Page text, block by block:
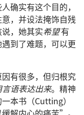
确实有这个目的，
，并设法掩饰自残
，她其实希望有
到了难题，可以更
有很多，但归根究
语表达出来。精神
本书（Cutting）